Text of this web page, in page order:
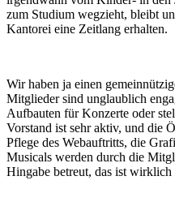
zum Studium wegzieht, bleibt
Kantorei eine Zeitlang erhalten.
Wir haben ja einen
Mitglieder sind unglaublich
Aufbauten für Konzerte oder
Vorstand ist sehr aktiv, und die
Pflege des Webauftritts, die
Musicals werden durch die
Hingabe betreut, das ist wirklich